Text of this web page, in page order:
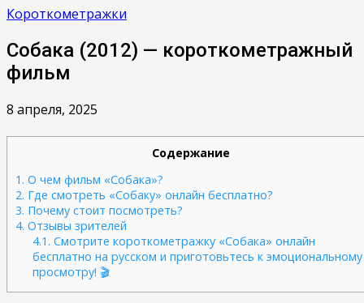
Короткометражки
Собака (2012) — короткометражный
фильм
8 апреля, 2025
Содержание
1. О чем фильм «Собака»?
2. Где смотреть «Собаку» онлайн бесплатно?
3. Почему стоит посмотреть?
4. Отзывы зрителей
4.1. Смотрите короткометражку «Собака» онлайн
бесплатно на русском и приготовьтесь к эмоциональному
просмотру! 🎬